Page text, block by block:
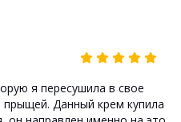
я пересушила в свое
Данный крем купила